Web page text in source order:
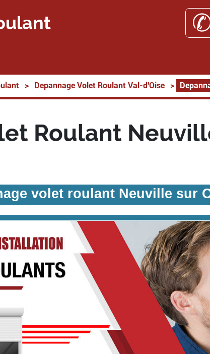
> Depannage Volet Roulant Val-d'Oise >
Roulant
volet roulant Neuville sur